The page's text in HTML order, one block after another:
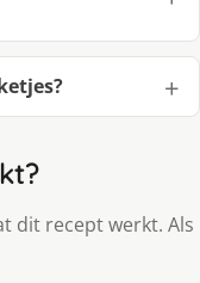
dit recept werkt. Als